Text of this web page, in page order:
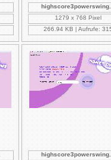
1279 x 768 Pixel
266.94 KB | Aufrufe: